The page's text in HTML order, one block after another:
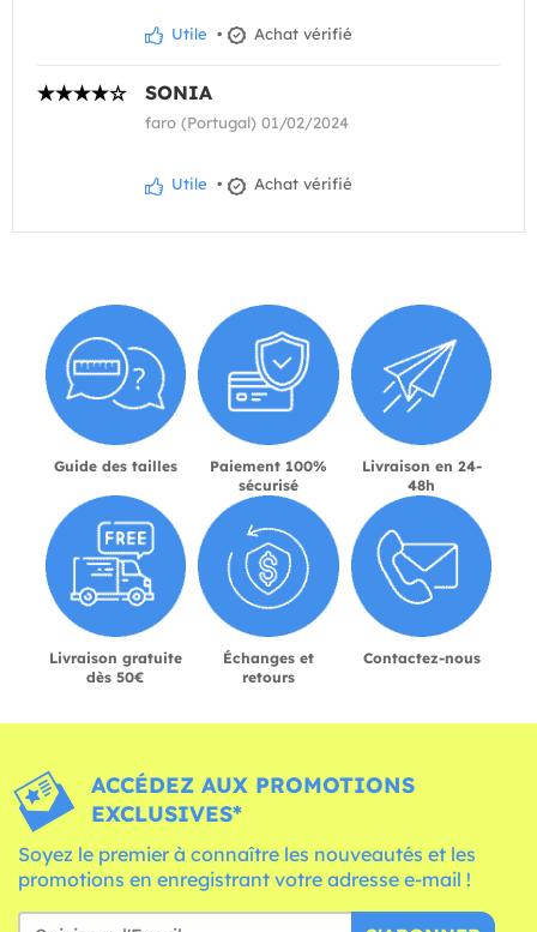
Utile • Achat vérifié
SONIA
faro (Portugal) 01/02/2024
Utile • Achat vérifié
Guide des tailles
Paiement 100%
sécurisé
Livraison en 24-
48h
Livraison gratuite
dès 50€
Échanges et
retours
Contactez-nous
ACCÉDEZ AUX PROMOTIONS
EXCLUSIVES*
Soyez le premier à connaître les nouveautés et les
promotions en enregistrant votre adresse e-mail !